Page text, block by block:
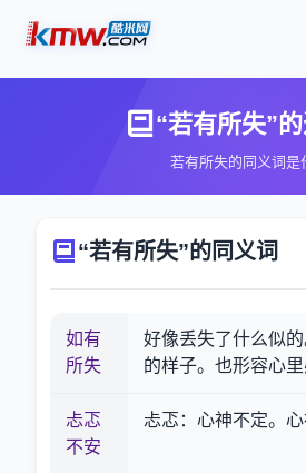
“若有所失”
若有所失的同义词是
“若有所失”的同义词
如有
所失
好像丢失了什么似
的样子。也形容心里
忐忑
不安
忐忑：心神不定。心